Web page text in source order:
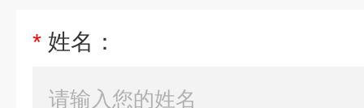
* 姓名：